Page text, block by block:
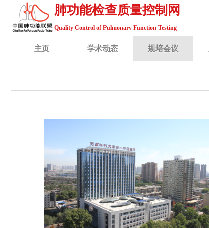
肺功能检查质量控制网
Quality Control of Pulmonary Function Testing
主页 学术动态 规培会议